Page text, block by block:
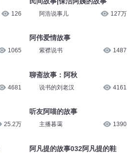
126
1065
4681
25.2万
阿浩说事儿 127万
阿伟爱情故事
紫襟说书 1487
聊斋故事：阿秋
说书的刘老汉 4161
听友阿喵的故事
主播暮霭 1390
阿凡提的故事032阿凡提的鞋